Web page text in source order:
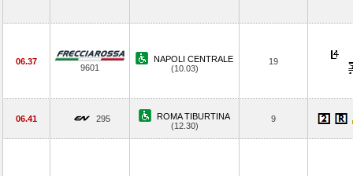
06.37
9601
NAPOLI CENTRALE
(10.03)
19
06.41 295
ROMA TIBURTINA
(12.30)
9